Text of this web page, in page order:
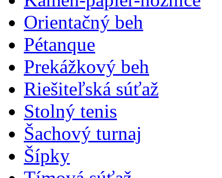
Orientačný beh
Pétanque
Prekážkový beh
Riešiteľská súťaž
Stolný tenis
Šachový turnaj
Šípky